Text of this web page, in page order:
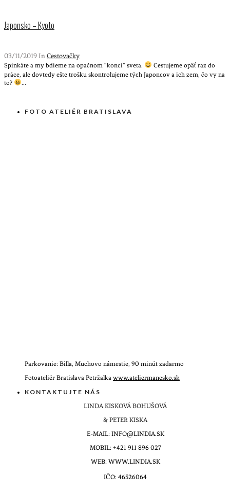
Japonsko – Kyoto
03/11/2019 In Cestovačky
Spinkáte a my bdieme na opačnom “konci” sveta.
Cestujeme opäť raz do
práce, ale dovtedy ešte trošku skontrolujeme tých Japoncov a ich zem, čo vy na
to?
...
FOTO ATELIÉR BRATISLAVA
Parkovanie: Billa, Muchovo námestie, 90 minút zadarmo
Fotoateliér Bratislava Petržalka www.ateliermanesko.sk
KONTAKTUJTE NÁS
LINDA KISKOVÁ BOHUŠOVÁ
& PETER KISKA
E-MAIL: INFO@LINDIA.SK
MOBIL: +421 911 896 027
WEB: WWW.LINDIA.SK
IČO: 46526064